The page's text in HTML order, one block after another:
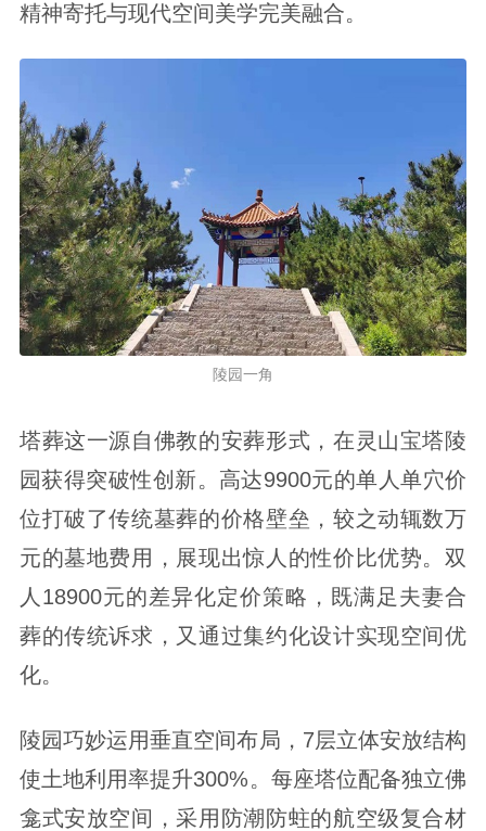
精神寄托与现代空间美学完美融合。
陵园一角
塔葬这一源自佛教的安葬形式，在灵山宝塔陵
园获得突破性创新。高达9900元的单人单穴价
位打破了传统墓葬的价格壁垒，较之动辄数万
元的墓地费用，展现出惊人的性价比优势。双
人18900元的差异化定价策略，既满足夫妻合
葬的传统诉求，又通过集约化设计实现空间优
化。
陵园巧妙运用垂直空间布局，7层立体安放结构
使土地利用率提升300%。每座塔位配备独立佛
龛式安放空间，采用防潮防蛀的航空级复合材